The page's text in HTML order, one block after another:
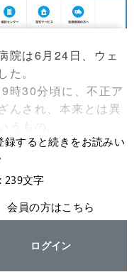
院は6月24日、ウェ
。
時30分頃に、不正ア
んされ、本来とは異
もの。
すると続きをお読みい
239文字
会員の方はこちら
ログイン